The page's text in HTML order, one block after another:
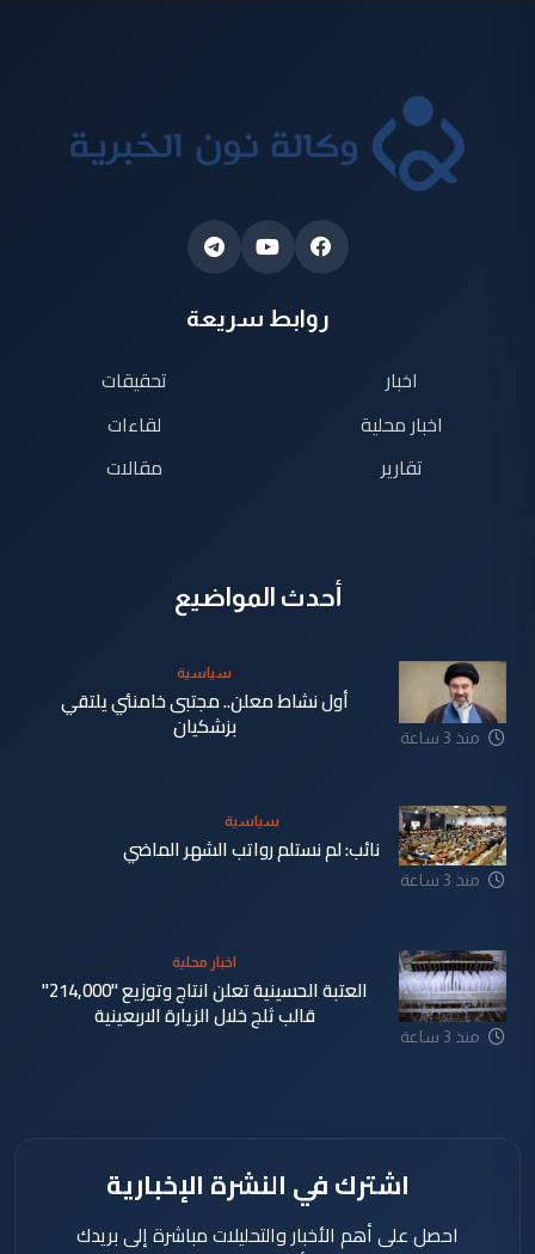
روابط سريعة
اخبار
اخبار محلية
تقارير
تحقيقات
لقاءات
مقالات
أحدث المواضيع
منذ 3 ساعة
سياسية
أول نشاط معلن.. مجتبى خامنئي يلتقي
بزشكيان
منذ 3 ساعة
سياسية
نائب: لم نستلم رواتب الشهر الماضي
منذ 3 ساعة
اخبار محلية
العتبة الحسينية تعلن انتاج وتوزيع "214,000"
قالب ثلج خلال الزيارة الاربعينية
اشترك في النشرة الإخبارية
احصل على أهم الأخبار والتحليلات مباشرة إلى بريدك